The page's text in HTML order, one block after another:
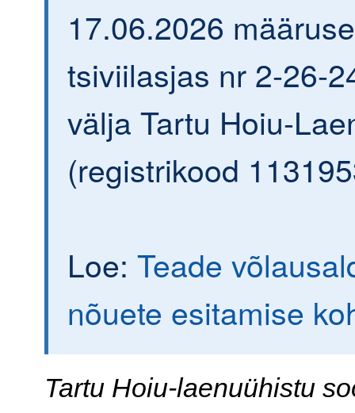
17.06.2026
tsiviilasjas nr 2-26-
välja Tartu Hoiu-
(registrikood
Loe: Teade
nõuete esitamise
Tartu Hoiu-laenuühistu